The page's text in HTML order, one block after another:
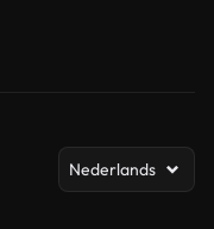
Nederlands